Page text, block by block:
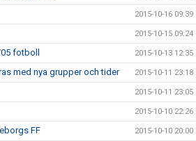
2015-10-16 09:39
2015-10-15 09:24
fotboll 2015-10-13 12:35
med nya grupper och tider 2015-10-11 23:18
2015-10-11 23:05
2015-10-10 22:26
FF 2015-10-10 20:00